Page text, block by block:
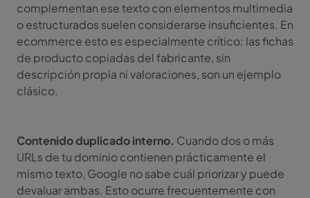
complementan ese texto con elementos multimedia
o estructurados suelen considerarse insuficientes. En
ecommerce esto es especialmente crítico: las fichas
de producto copiadas del fabricante, sin
descripción propia ni valoraciones, son un ejemplo
clásico.
Contenido duplicado interno. Cuando dos o más
URLs de tu dominio contienen prácticamente el
mismo texto, Google no sabe cuál priorizar y puede
devaluar ambas. Esto ocurre frecuentemente con